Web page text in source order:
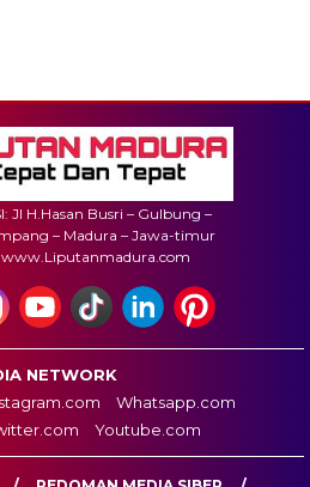
Jl H.Hasan Busri – Gulbung –
– Madura – Jawa-timur
www.Liputanmadura.com
NETWORK
Whatsapp.com
Youtube.com